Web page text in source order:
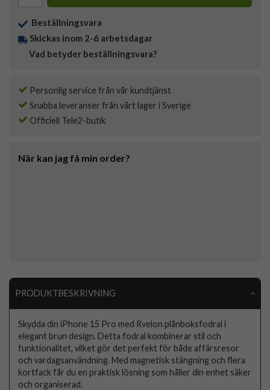
Beställningsvara
Skickas inom 2-6 arbetsdagar
Vad betyder beställningsvara?
Personlig service från vår kundtjänst
Snabba leveranser från vårt lager i Sverige
Officiell Tele2-butik
När kan jag få min order?
PRODUKTBESKRIVNING
Skydda din iPhone 15 Pro med Rvelon plånboksfodral i
elegant brun design. Detta fodral kombinerar stil och
funktionalitet, vilket gör det perfekt för både affärsresor
och vardagsanvändning. Med magnetisk stängning och flera
kortfack får du en praktisk lösning som håller din enhet säker
och organiserad.